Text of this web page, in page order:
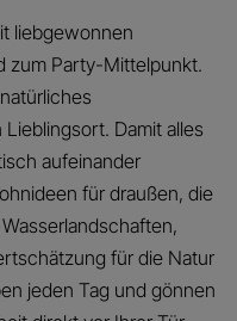
liebgewonnen
zum Party-Mittelpunkt.
Damit alles
aufeinander
für draußen, die
für die Natur
jeden Tag und gönnen